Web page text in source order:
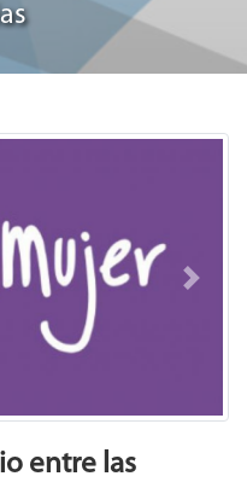
Next
entre las